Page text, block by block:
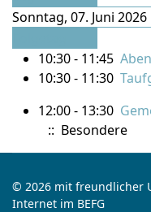
Sonntag, 07. Juni 2026
10:30 - 11:45
10:30 - 11:30
12:00 - 13:30
:: Besondere
© 2026 mit freundlicher
Internet im BEFG